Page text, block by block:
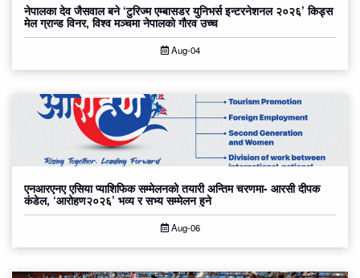
नेपालका देव जैसवाल बने ‘टुरिज्म एम्बासडर युनिभर्स इन्टरनेशनल २०२६’ किड्स
मेल ग्रान्ड विनर, विश्व मञ्चमा नेपालको गौरव उच्च
Aug-04
एनआरएनए एसिया प्याशिफिक सम्मेलनको तयारी अन्तिम चरणमा- आरसी दीपक
कंडेल, ‘आरोहण२०२६’ भव्य र सभ्य सम्मेलन हुने
Aug-06